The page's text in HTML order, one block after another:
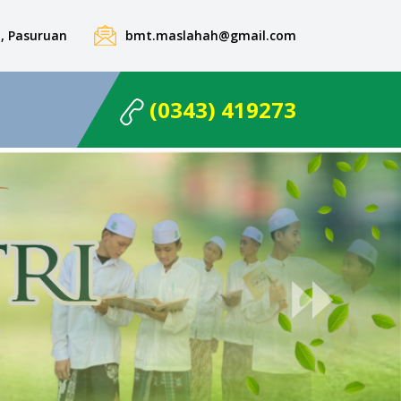
Pasuruan bmt.maslahah@gmail.com
(0343) 419273
⏩
Next